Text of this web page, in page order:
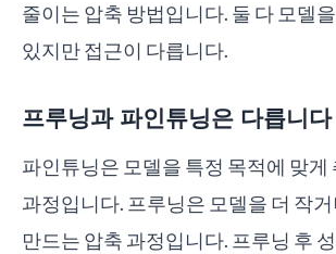
줄이는 압축 방법입니다. 둘 다 모델
있지만 접근이 다릅니다.
프루닝과 파인튜닝은 다릅니다
파인튜닝은 모델을 특정 목적에 맞게
과정입니다. 프루닝은 모델을 더 작
만드는 압축 과정입니다. 프루닝 후